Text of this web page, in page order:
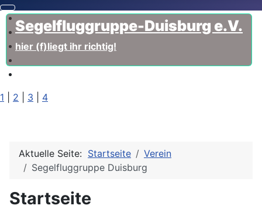
Segelfluggruppe-Duisburg e.V.
hier (f)liegt ihr richtig!
1 2 3 4
Aktuelle Seite: Startseite
Verein
Segelfluggruppe Duisburg
Startseite